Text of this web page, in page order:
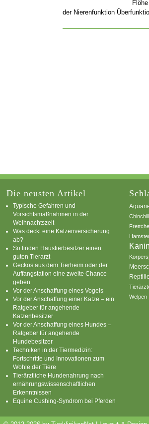
der Nierenfunktion
Die neusten Artikel
Typische Gefahren und
Vorsichtsmaßnahmen in der
Weihnachtszeit
Was deckt eine Katzenversicherung
ab?
So finden Haustierbesitzer einen
guten Tierarzt
Geckos aus dem Tierheim oder der
Auffangstation eine zweite Chance
geben
Vor der Anschaffung eines Vogels
Vor der Anschaffung einer Katze – ein
Ratgeber für angehende
Katzenbesitzer
Vor der Anschaffung eines Hundes –
Ratgeber für angehende
Hundebesitzer
Techniken in der Tiermedizin:
Fortschritte und Innovationen zum
Wohle der Tiere
Tierärztliche Hundenahrung nach
ernährungswissenschaftlichen
Erkenntnissen
Equine Cushing-Syndrom bei Pferden
Welpen